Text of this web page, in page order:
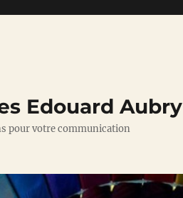
Edouard Aubry
pour votre communication